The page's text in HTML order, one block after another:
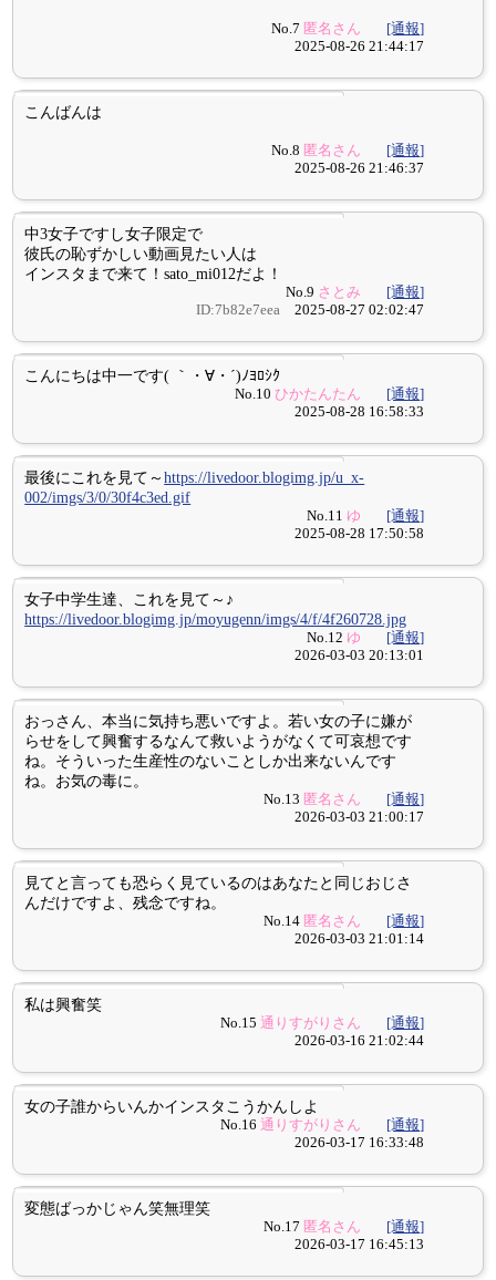
No.7 匿名さん
[通報]
2025-08-26 21:44:17
こんばんは
No.8 匿名さん
[通報]
2025-08-26 21:46:37
中3女子ですし女子限定で
彼氏の恥ずかしい動画見たい人は
インスタまで来て！sato_mi012だよ！
No.9 さとみ
[通報]
ID:7b82e7eea 2025-08-27 02:02:47
こんにちは中一です( ｀・∀・´)ﾉﾖﾛｼｸ
No.10ひかたんたん
[通報]
2025-08-28 16:58:33
最後にこれを見て～https://livedoor.blogimg.jp/u_x-
002/imgs/3/0/30f4c3ed.gif
No.11 ゆ
[通報]
2025-08-28 17:50:58
女子中学生達、これを見て～♪
https://livedoor.blogimg.jp/moyugenn/imgs/4/f/4f260728.jpg
No.12 ゆ
[通報]
2026-03-03 20:13:01
おっさん、本当に気持ち悪いですよ。若い女の子に嫌が
らせをして興奮するなんて救いようがなくて可哀想です
ね。そういった生産性のないことしか出来ないんです
ね。お気の毒に。
No.13 匿名さん
[通報]
2026-03-03 21:00:17
見てと言っても恐らく見ているのはあなたと同じおじさ
んだけですよ、残念ですね。
No.14 匿名さん
[通報]
2026-03-03 21:01:14
私は興奮笑
No.15通りすがりさん
[通報]
2026-03-16 21:02:44
女の子誰からいんかインスタこうかんしよ
No.16通りすがりさん
[通報]
2026-03-17 16:33:48
変態ばっかじゃん笑無理笑
No.17 匿名さん
[通報]
2026-03-17 16:45:13